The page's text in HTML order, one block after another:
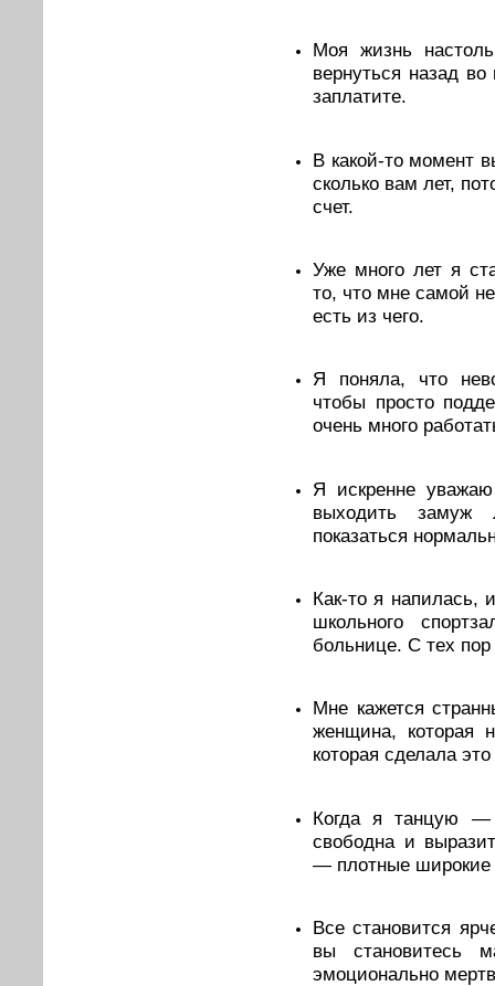
Моя жизнь
вернуться назад
заплатите.
В какой-то момент
сколько вам лет,
счет.
Уже много лет я
то, что мне самой
есть из чего.
Я поняла, что
чтобы просто
очень много
Я искренне
выходить
показаться
Как-то я
школьного
больнице. С тех
Мне кажется
женщина,
которая сделала
Когда я танцую
свободна и
— плотные широкие
Все становится
вы становитесь
эмоционально